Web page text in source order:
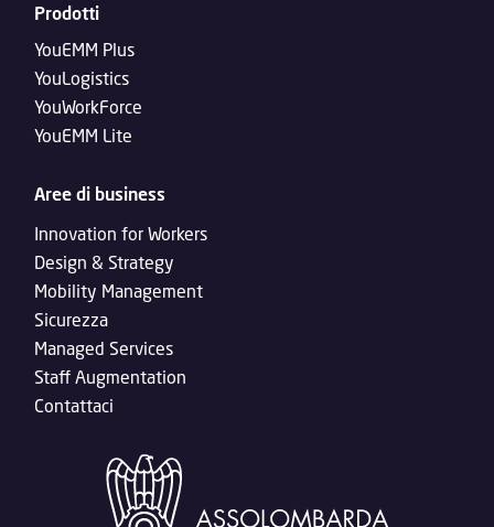
Prodotti
YouEMM Plus
YouLogistics
YouWorkForce
YouEMM Lite
Aree di business
Innovation for Workers
Design & Strategy
Mobility Management
Sicurezza
Managed Services
Staff Augmentation
Contattaci